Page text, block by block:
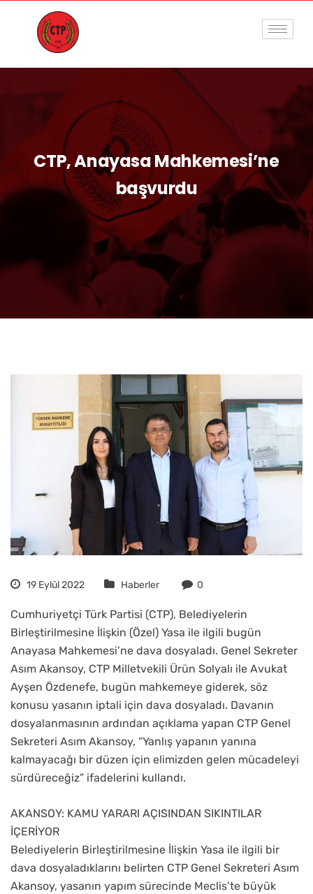
CTP, Anayasa Mahkemesi’ne
başvurdu
19 Eylül 2022 Haberler 0
Cumhuriyetçi Türk Partisi (CTP), Belediyelerin
Birleştirilmesine İlişkin (Özel) Yasa ile ilgili bugün
Anayasa Mahkemesi’ne dava dosyaladı. Genel Sekreter
Asım Akansoy, CTP Milletvekili Ürün Solyalı ile Avukat
Ayşen Özdenefe, bugün mahkemeye giderek, söz
konusu yasanın iptali için dava dosyaladı. Davanın
dosyalanmasının ardından açıklama yapan CTP Genel
Sekreteri Asım Akansoy, “Yanlış yapanın yanına
kalmayacağı bir düzen için elimizden gelen mücadeleyi
sürdüreceğiz” ifadelerini kullandı.
AKANSOY: KAMU YARARI AÇISINDAN SIKINTILAR
İÇERİYOR
Belediyelerin Birleştirilmesine İlişkin Yasa ile ilgili bir
dava dosyaladıklarını belirten CTP Genel Sekreteri Asım
Akansoy, yasanın yapım sürecinde Meclis’te büyük